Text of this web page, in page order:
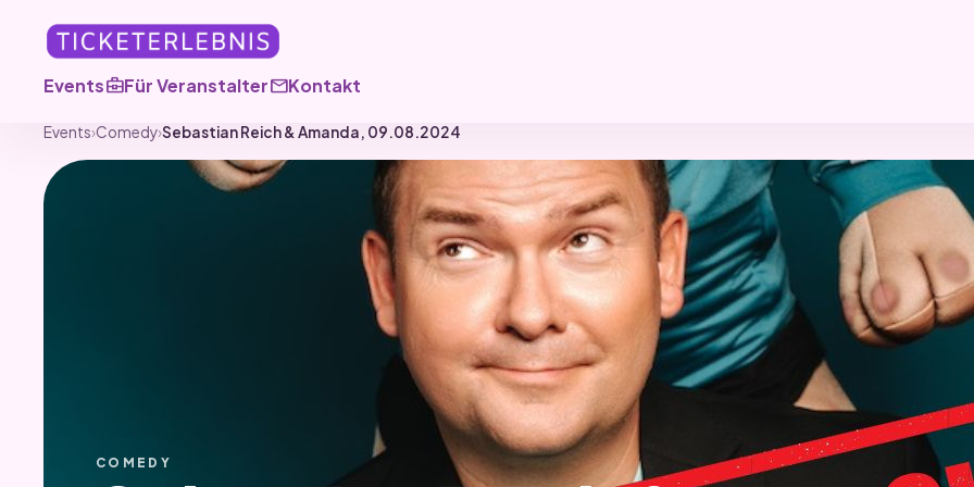
Eventsbusiness_centerFür VeranstaltermailKontakt
Events›Comedy›Sebastian Reich & Amanda, 09.08.2024
COMEDY